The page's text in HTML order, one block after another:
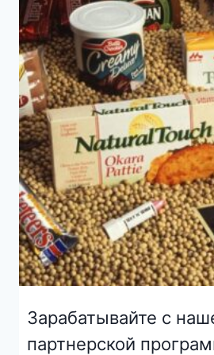
Зарабатывайте с
партнерской